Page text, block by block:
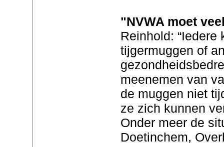
"NVWA moet
Reinhold: “Iedere
tijgermuggen of
meenemen van
de muggen niet
ze zich kunnen
Onder meer de
Doetinchem,